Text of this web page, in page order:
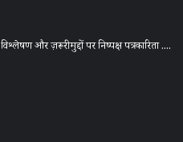
और ज़रूरी मुद्दों पर निष्पक्ष पत्रकारिता ....